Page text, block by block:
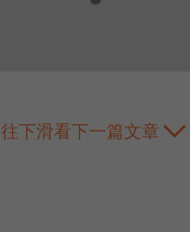
往下滑看下一篇文章